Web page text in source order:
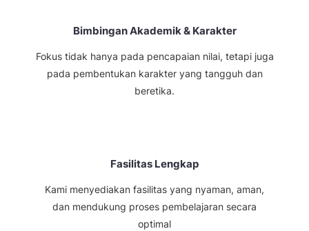
Bimbingan Akademik & Karakter
Fokus tidak hanya pada pencapaian nilai, tetapi juga
pada pembentukan karakter yang tangguh dan
beretika.
Fasilitas Lengkap
Kami menyediakan fasilitas yang nyaman, aman,
dan mendukung proses pembelajaran secara
optimal